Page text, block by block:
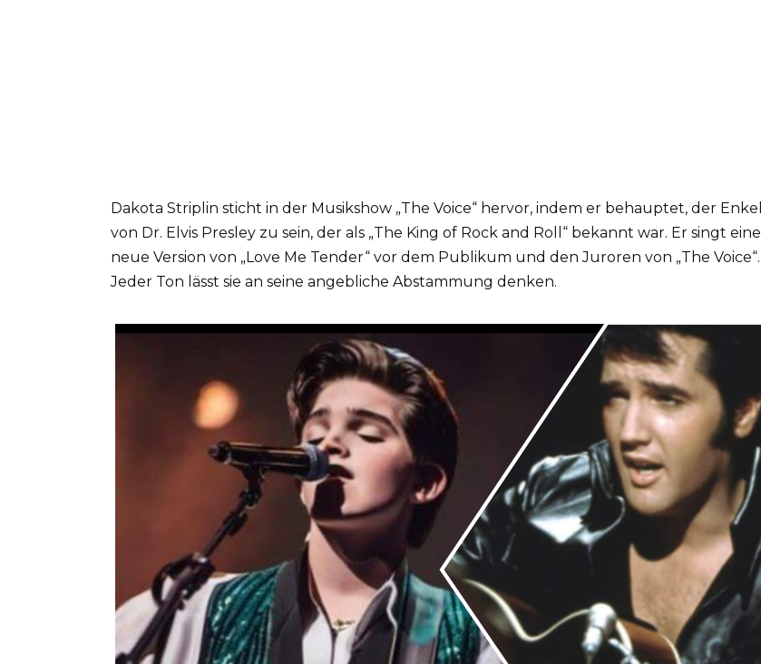
Dakota Striplin sticht in der Musikshow „The Voice“ hervor, indem er behauptet, der Enkel
von Dr. Elvis Presley zu sein, der als „The King of Rock and Roll“ bekannt war. Er singt eine
neue Version von „Love Me Tender“ vor dem Publikum und den Juroren von „The Voice“.
Jeder Ton lässt sie an seine angebliche Abstammung denken.